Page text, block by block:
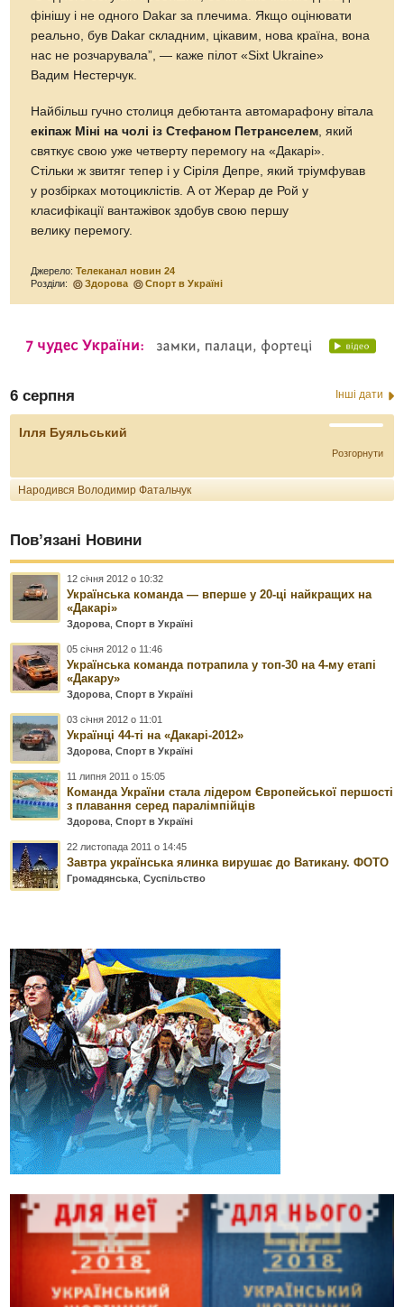
фінішу і не одного Dakar за плечима. Якщо оцінювати
реально, був Dakar складним, цікавим, нова країна, вона
нас не розчарувала”, — каже пілот «Sixt Ukraine»
Вадим Нестерчук.
Найбільш гучно столиця дебютанта автомарафону вітала
екіпаж Міні на чолі із Стефаном Петранселем , який
святкує свою уже четверту перемогу на «Дакарі».
Стільки ж звитяг тепер і у Сіріля Депре, який тріумфував
у розбірках мотоциклістів. А от Жерар де Рой у
класифікації вантажівок здобув свою першу
велику перемогу.
Джерело:Телеканал новин 24
Розділи:
Здорова Спорт в Україні
6 серпня Інші дати
Ілля Буяльський
Розгорнути
Народився Володимир Фатальчук
Пов’язані Новини
12 січня 2012 о 10:32
Українська команда — вперше у 20-ці найкращих на
«Дакарі»
Здорова,Спорт в Україні
05 січня 2012 о 11:46
Українська команда потрапила у топ-30 на 4-му етапі
«Дакару»
Здорова,Спорт в Україні
03 січня 2012 о 11:01
Українці 44-ті на «Дакарі-2012»
Здорова,Спорт в Україні
11 липня 2011 о 15:05
Команда України стала лідером Європейської першості
з плавання серед паралімпійців
Здорова,Спорт в Україні
22 листопада 2011 о 14:45
Завтра українська ялинка вирушає до Ватикану. ФОТО
Громадянська,Суспільство